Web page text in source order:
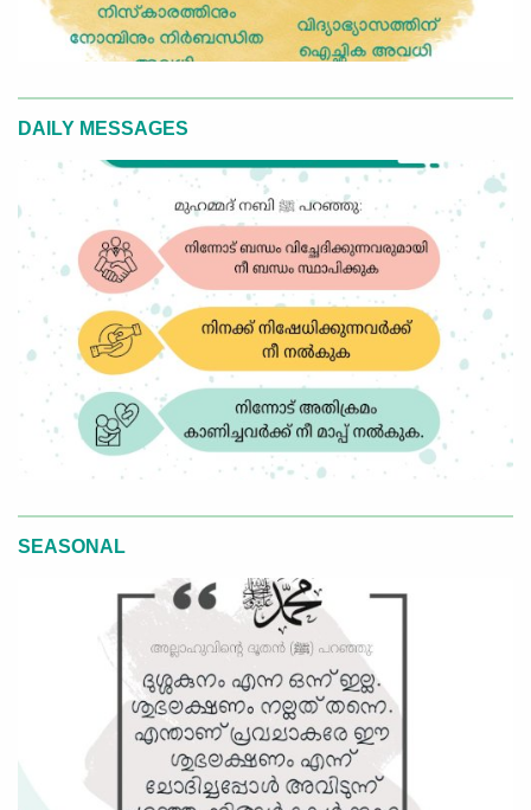
DAILY MESSAGES
SEASONAL